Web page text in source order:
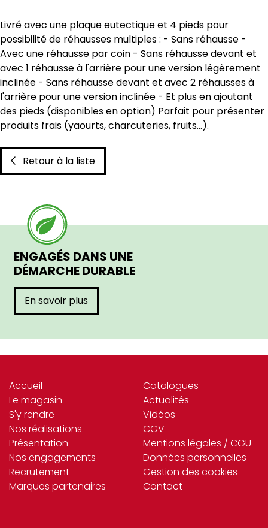
Livré avec une plaque eutectique et 4 pieds pour
possibilité de réhausses multiples : - Sans réhausse -
Avec une réhausse par coin - Sans réhausse devant et
avec 1 réhausse à l'arrière pour une version légèrement
inclinée - Sans réhausse devant et avec 2 réhausses à
l'arrière pour une version inclinée - Et plus en ajoutant
des pieds (disponibles en option) Parfait pour présenter
produits frais (yaourts, charcuteries, fruits...).
Retour à la liste
ENGAGÉS DANS UNE
DÉMARCHE DURABLE
En savoir plus
Accueil
Le magasin
S'y rendre
Nos réalisations
Présentation
Nos engagements
Recrutement
Marques partenaires
Catalogues
Actualités
Vidéos
CGV
Mentions légales / CGU
Données personnelles
Gestion des cookies
Contact